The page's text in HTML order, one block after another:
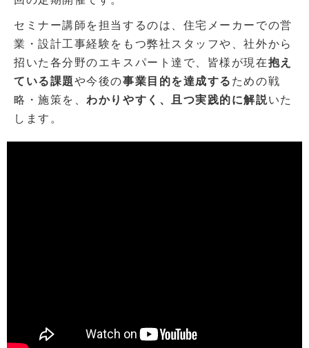
セミナー講師を担当するのは、住宅メーカーでの営
業・設計工事経験をもつ弊社スタッフや、社外から
招いた各分野のエキスパート達で、皆様が現在抱え
ている課題や今後の事業目的を達成する ための戦
略・施策を、 わかりやすく、且つ実践的に解説いた
します。